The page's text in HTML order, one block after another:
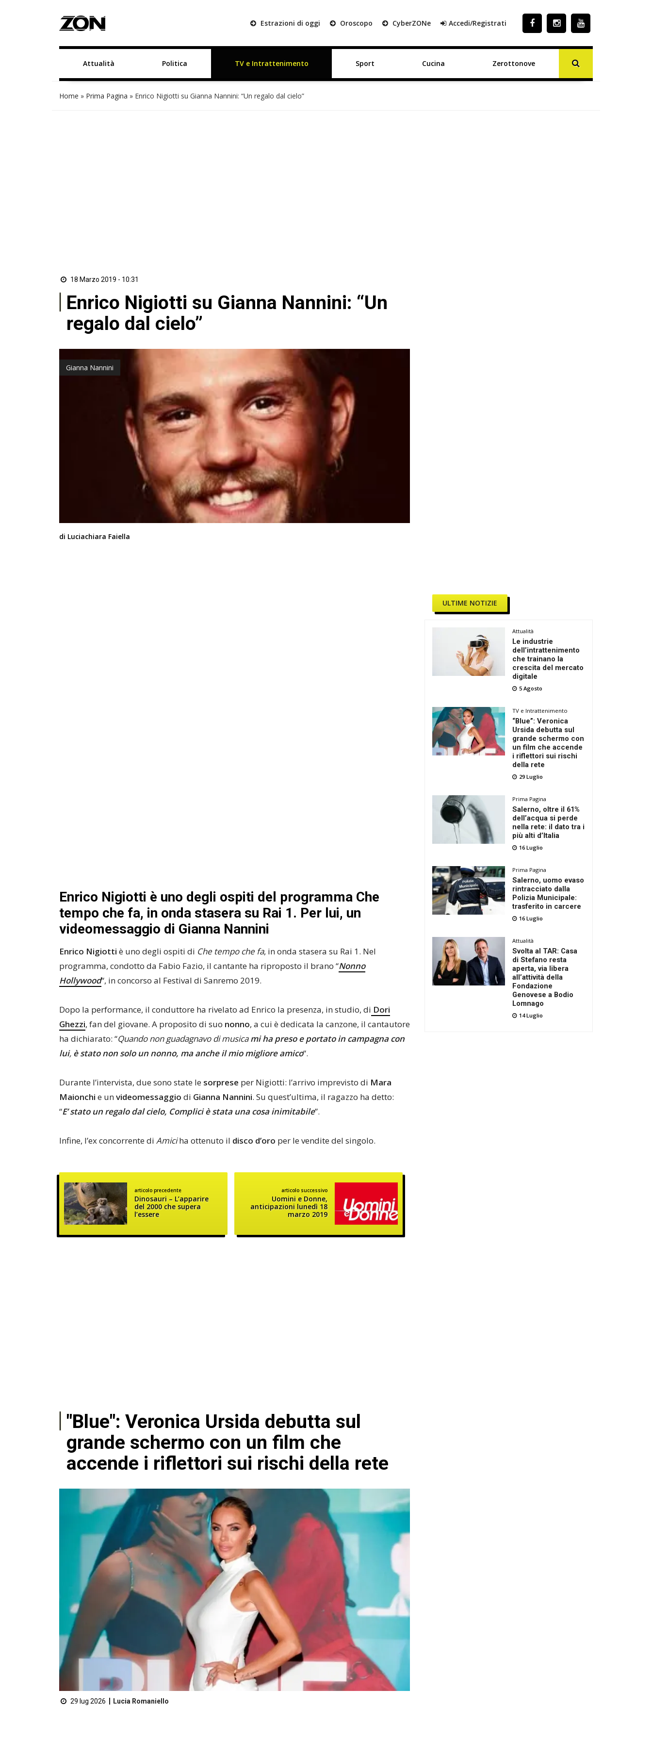
Estrazioni di oggi Oroscopo CyberZONe Accedi/Registrati
Attualità Politica TV e Intrattenimento Sport Cucina Zerottonove
Home » Prima Pagina » Enrico Nigiotti su Gianna Nannini: “Un regalo dal cielo”
18 Marzo 2019 - 10:31
Enrico Nigiotti su Gianna Nannini: “Un
regalo dal cielo”
Gianna Nannini
di Luciachiara Faiella
Enrico Nigiotti è uno degli ospiti del programma Che
tempo che fa, in onda stasera su Rai 1. Per lui, un
videomessaggio di Gianna Nannini
Enrico Nigiotti è uno degli ospiti di Che tempo che fa, in onda stasera su Rai 1. Nel
programma, condotto da Fabio Fazio, il cantante ha riproposto il brano “Nonno
Hollywood“, in concorso al Festival di Sanremo 2019.
Dopo la performance, il conduttore ha rivelato ad Enrico la presenza, in studio, di Dori
Ghezzi, fan del giovane. A proposito di suo nonno, a cui è dedicata la canzone, il cantautore
ha dichiarato: “Quando non guadagnavo di musicami ha preso e portato in campagna con
lui, è stato non solo un nonno, ma anche il mio migliore amico“.
Durante l’intervista, due sono state le sorprese per Nigiotti: l’arrivo imprevisto di Mara
Maionchi e unvideomessaggio di Gianna Nannini. Su quest’ultima, il ragazzo ha detto:
“E’ stato un regalo dal cielo, Complici è stata una cosa inimitabile”.
Infine, l’ex concorrente di Amiciha ottenuto il disco d’oro per le vendite del singolo.
articolo precedente
Dinosauri – L’apparire
del 2000 che supera
l’essere
articolo successivo
Uomini e Donne,
anticipazioni lunedì 18
marzo 2019
"Blue": Veronica Ursida debutta sul
grande schermo con un film che
accende i riflettori sui rischi della rete
29 lug 2026 Lucia Romaniello
ULTIME NOTIZIE
Attualità
Le industrie
dell’intrattenimento
che trainano la
crescita del mercato
digitale
5 Agosto
TV e Intrattenimento
“Blue”: Veronica
Ursida debutta sul
grande schermo con
un film che accende
i riflettori sui rischi
della rete
29 Luglio
Prima Pagina
Salerno, oltre il 61%
dell’acqua si perde
nella rete: il dato tra i
più alti d’Italia
16 Luglio
Prima Pagina
Salerno, uomo evaso
rintracciato dalla
Polizia Municipale:
trasferito in carcere
16 Luglio
Attualità
Svolta al TAR: Casa
di Stefano resta
aperta, via libera
all’attività della
Fondazione
Genovese a Bodio
Lomnago
14 Luglio